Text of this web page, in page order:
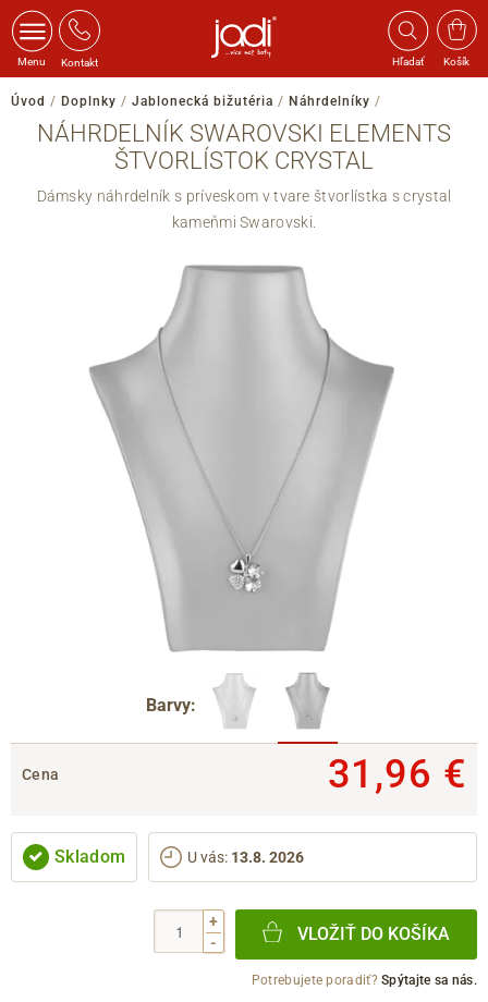
Menu Kontakt Hľadať Košík
Úvod / Doplnky / Jablonecká bižutéria / Náhrdelníky /
NÁHRDELNÍK SWAROVSKI ELEMENTS
ŠTVORLÍSTOK CRYSTAL
Dámsky náhrdelník s príveskom v tvare štvorlístka s crystal
kameňmi Swarovski.
Barvy:
Cena 31,96 €
Skladom U vás: 13.8. 2026
+
-
VLOŽIŤ DO KOŠÍKA
Potrebujete poradiť?Spýtajte sa nás.